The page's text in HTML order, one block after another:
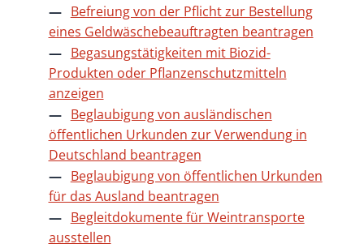
Befreiung von der Pflicht zur Bestellung
eines Geldwäschebeauftragten beantragen
Begasungstätigkeiten mit Biozid-
Produkten oder Pflanzenschutzmitteln
anzeigen
Beglaubigung von ausländischen
öffentlichen Urkunden zur Verwendung in
Deutschland beantragen
Beglaubigung von öffentlichen Urkunden
für das Ausland beantragen
Begleitdokumente für Weintransporte
ausstellen